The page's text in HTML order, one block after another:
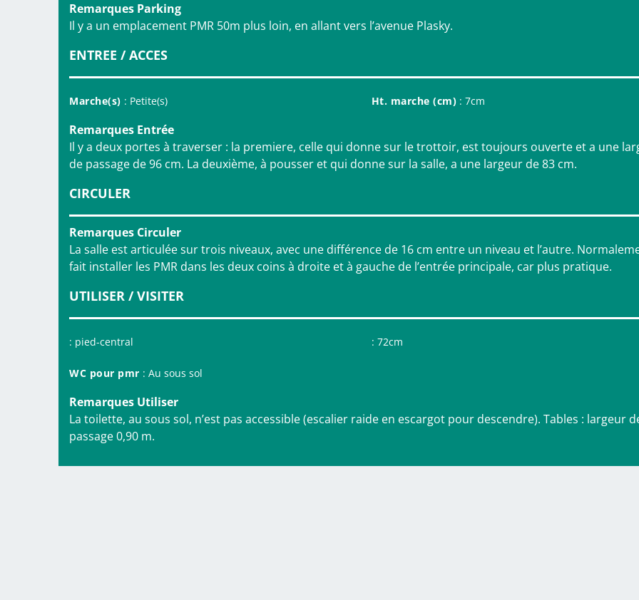
Remarques Parking
Il y a un emplacement PMR 50m plus loin, en allant vers l’avenue Plasky.
ENTREE / ACCES
Marche(s) : Petite(s) Ht. marche (cm) : 7cm
Remarques Entrée
Il y a deux portes à traverser : la premiere, celle qui donne sur le trottoir, est toujours ouverte et a une
de passage de 96 cm. La deuxième, à pousser et qui donne sur la salle, a une largeur de 83 cm.
CIRCULER
Remarques Circuler
La salle est articulée sur trois niveaux, avec une différence de 16 cm entre un niveau et l’autre.
fait installer les PMR dans les deux coins à droite et à gauche de l’entrée principale, car plus pratique.
UTILISER / VISITER
: pied-central : 72cm
WC pour pmr : Au sous sol
Remarques Utiliser
La toilette, au sous sol, n’est pas accessible (escalier raide en escargot pour descendre). Tables : largeur
passage 0,90 m.